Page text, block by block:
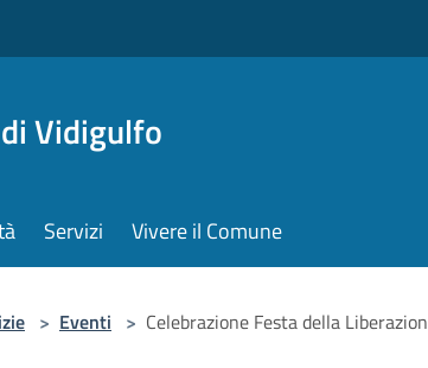
Vidigulfo
Servizi Vivere il Comune
> Eventi > Celebrazione Festa della